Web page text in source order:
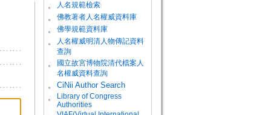
。 人名規範檢索
。 佛教著者人名權威資料庫
。 佛學規範資料庫
。
人名權威明清人物傳記資料
查詢
。
國立故宮博物院清代檔案人
名權威資料查詢
。
CiNii Author Search
。
Library of Congress
Authorities